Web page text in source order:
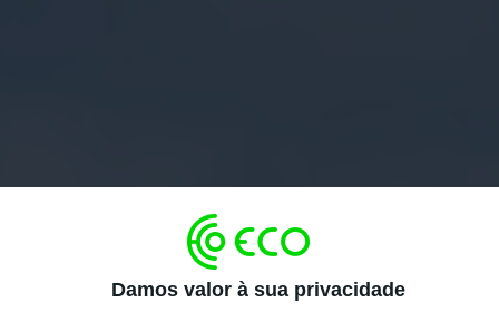
Damos valor à sua privacidade